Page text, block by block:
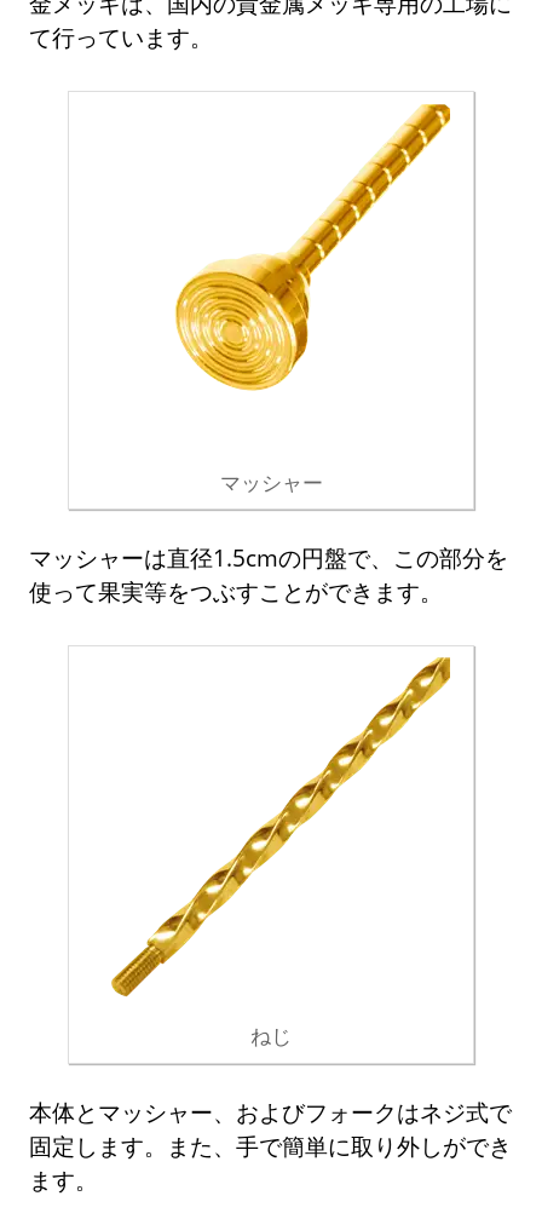
て行っています。
マッシャー
マッシャーは直径1.5cmの円盤で、この部分を
使って果実等をつぶすことができます。
ねじ
本体とマッシャー、およびフォークはネジ式で
固定します。また、手で簡単に取り外しができ
ます。